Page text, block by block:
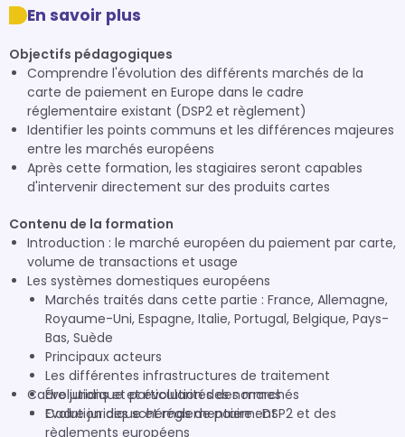
En savoir plus
Objectifs pédagogiques
Comprendre l'évolution des différents marchés de la
carte de paiement en Europe dans le cadre
réglementaire existant (DSP2 et règlement)
Identifier les points communs et les différences majeures
entre les marchés européens
Après cette formation, les stagiaires seront capables
d'intervenir directement sur des produits cartes
Contenu de la formation
Introduction : le marché européen du paiement par carte,
volume de transactions et usage
Les systèmes domestiques européens
Marchés traités dans cette partie : France, Allemagne,
Royaume-Uni, Espagne, Italie, Portugal, Belgique, Pays-
Bas, Suède
Principaux acteurs
Les différentes infrastructures de traitement
Évolutions et particularités des marchés
Evolution des schémas de paiement
Cadre juridique et évolution des normes
Cadre juridique et réglementaire : DSP2 et des
règlements européens